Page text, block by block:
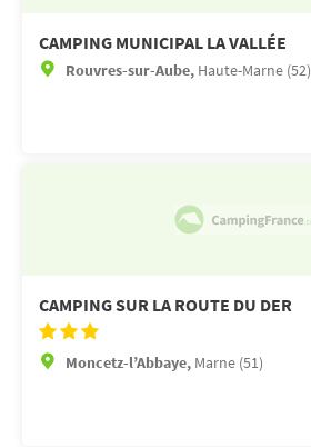
CAMPING MUNICIPAL LA VALLÉE
Rouvres-sur-Aube, Haute-Marne (52)
CAMPING SUR LA ROUTE DU DER
Moncetz-l’Abbaye, Marne (51)